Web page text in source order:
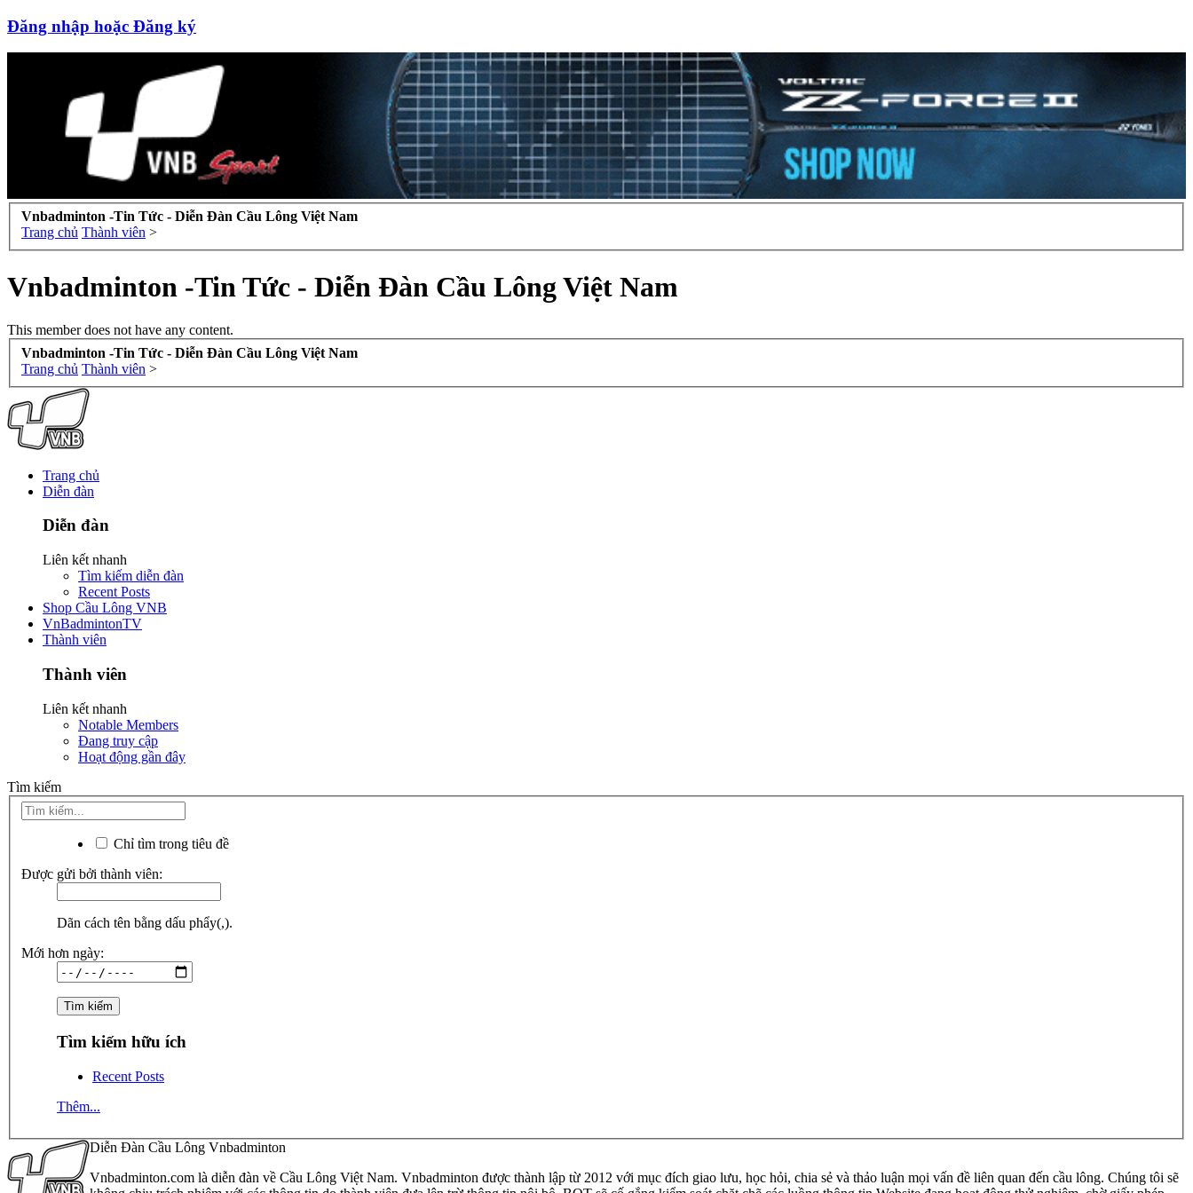
Đăng nhập hoặc Đăng ký
Vnbadminton -Tin Tức - Diễn Đàn Cầu Lông Việt Nam
Trang chủ Thành viên >
Vnbadminton -Tin Tức - Diễn Đàn Cầu Lông Việt Nam
This member does not have any content.
Vnbadminton -Tin Tức - Diễn Đàn Cầu Lông Việt Nam
Trang chủ Thành viên >
Trang chủ
Diễn đàn
Diễn đàn
Liên kết nhanh
Tìm kiếm diễn đàn
Recent Posts
Shop Cầu Lông VNB
VnBadmintonTV
Thành viên
Thành viên
Liên kết nhanh
Notable Members
Đang truy cập
Hoạt động gần đây
Tìm kiếm
Chỉ tìm trong tiêu đề
Được gửi bởi thành viên:
Dãn cách tên bằng dấu phẩy(,).
Mới hơn ngày:
Tìm kiếm hữu ích
Recent Posts
Thêm...
Diễn Đàn Cầu Lông Vnbadminton
Vnbadminton.com là diễn đàn về Cầu Lông Việt Nam. Vnbadminton được thành lập từ 2012 với mục đích giao lưu, học hỏi, chia sẻ và thảo luận mọi vấn đề liên quan đến cầu lông. Chúng tôi sẽ